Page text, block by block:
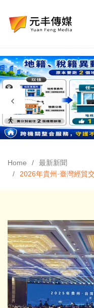
Home
最新新聞
2026年貴州·臺灣經貿